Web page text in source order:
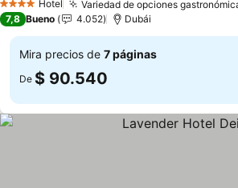
4 EstrellasHotel Variedad de opciones
7,8 Bueno 4.052 Dubái
Mira precios de 7 páginas
De $ 90.540